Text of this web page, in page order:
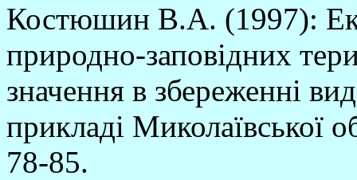
Костюшин В.А. (1997):
природно-заповідних
значення в збереженні
прикладі Миколаївської
78-85.